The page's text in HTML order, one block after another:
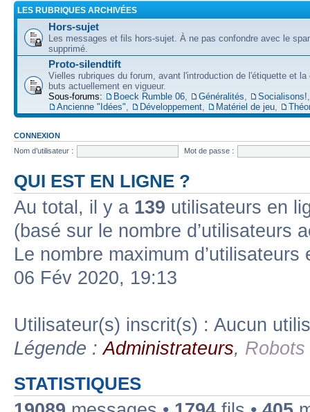
LES RUBRIQUES ARCHIVÉES
Hors-sujet
Les messages et fils hors-sujet. À ne pas confondre avec le
supprimé.
Proto-silendtift
Vielles rubriques du forum, avant l'introduction de l'étiquette et la
buts actuellement en vigueur.
Sous-forums:
Boeck Rumble 06, Généralités, Socialisons!,
Ancienne "Idées", Développement, Matériel de jeu,
CONNEXION
Nom d’utilisateur :
Mot de passe :
QUI EST EN LIGNE ?
Au total, il y a 139 utilisateurs en
(basé sur le nombre d’utilisateurs
Le nombre maximum
06 Fév 2020, 19:13
Utilisateur(s) inscrit(s) : Aucun
Légende :Administrateurs, Robots
STATISTIQUES